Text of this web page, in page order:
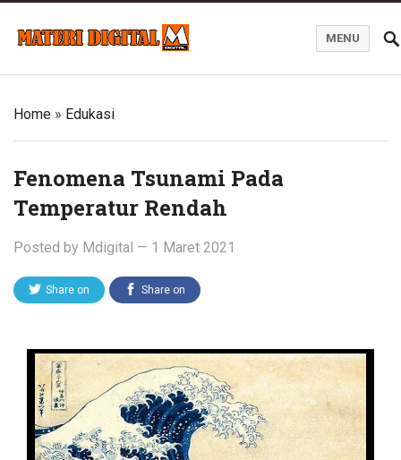
MENU
Home » Edukasi
Fenomena Tsunami Pada
Temperatur Rendah
Posted by Mdigital — 1 Maret 2021
Share on Share on